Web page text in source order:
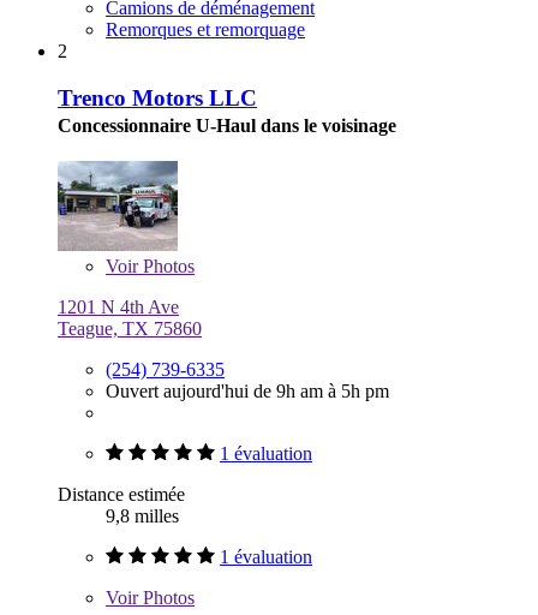
Camions de déménagement
Remorques et remorquage
2
Trenco Motors LLC
Concessionnaire U-Haul dans le voisinage
VoirPhotos
1201 N 4th Ave
Teague, TX 75860
(254) 739-6335
Ouvert aujourd'hui de 9h am à 5h pm
1 évaluation
Distance estimée
9,8 milles
1 évaluation
VoirPhotos